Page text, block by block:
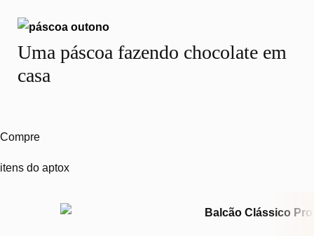
Uma páscoa fazendo chocolate em
casa
Compre
itens do aptox